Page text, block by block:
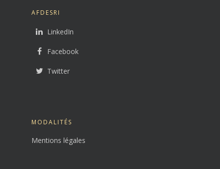
AFDESRI
LinkedIn
Facebook
Twitter
MODALITÉS
Mentions légales